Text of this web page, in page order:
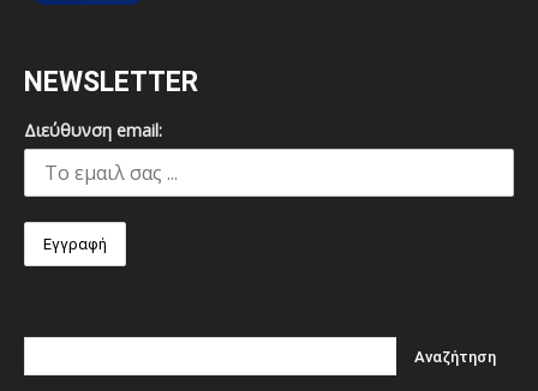
NEWSLETTER
Διεύθυνση email: